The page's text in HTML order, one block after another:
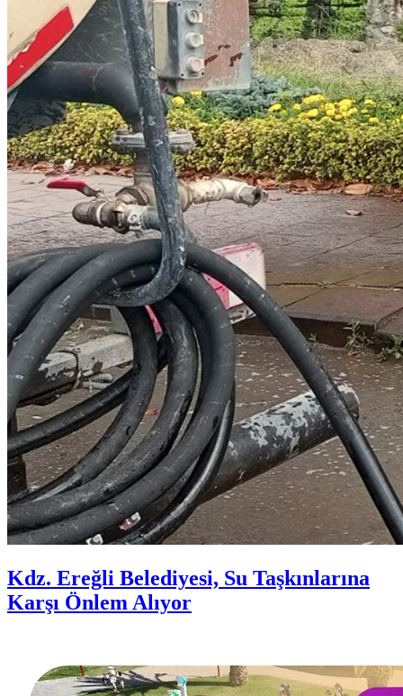
Kdz. Ereğli Belediyesi, Su Taşkınlarına
Karşı Önlem Alıyor